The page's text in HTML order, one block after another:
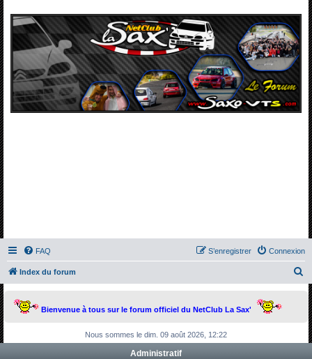
FAQ Connexion
S’enregistrer
Index du forum
Bienvenue à tous sur le forum officiel du NetClub La Sax'
Nous sommes le dim. 09 août 2026, 12:22
Administratif